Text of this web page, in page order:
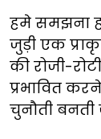
हमे समझना
जुड़ी एक
की रोजी-
प्रभावित
चुनौती बनती